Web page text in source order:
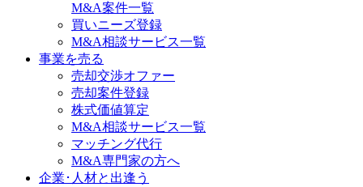
M&A案件一覧
買いニーズ登録
M&A相談サービス一覧
事業を売る
売却交渉オファー
売却案件登録
株式価値算定
M&A相談サービス一覧
マッチング代行
M&A専門家の方へ
企業･人材と出逢う